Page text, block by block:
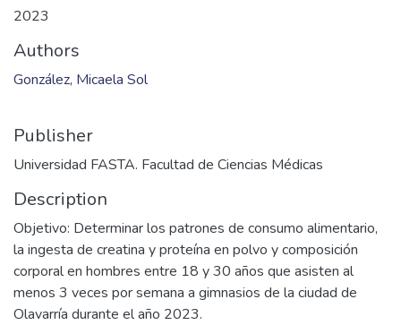
2023
Authors
González, Micaela Sol
Publisher
Universidad FASTA. Facultad de Ciencias Médicas
Description
Objetivo: Determinar los patrones de consumo alimentario,
la ingesta de creatina y proteína en polvo y composición
corporal en hombres entre 18 y 30 años que asisten al
menos 3 veces por semana a gimnasios de la ciudad de
Olavarría durante el año 2023.